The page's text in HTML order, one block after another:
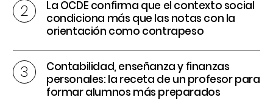
La OCDE confirma que el contexto social
condiciona más que las notas con la
orientación como contrapeso
Contabilidad, enseñanza y finanzas
personales: la receta de un profesor para
formar alumnos más preparados